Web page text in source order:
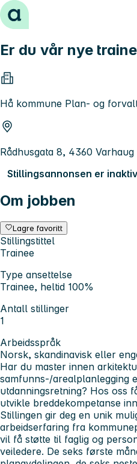
Hopp til innhold
Er du vår nye
Hå kommune Plan- og
Rådhusgata 8, 4360 Varhaug
Stillingsannonsen er
Om jobben
Lagre favoritt
Stillingstittel
Trainee
Type ansettelse
Trainee, heltid 100%
Antall stillinger
1
Arbeidsspråk
Norsk, skandinavisk eller
Har du master innen
samfunns-/arealplanlegging
utdanningsretning? Hos oss
utvikle breddekompetanse
Stillingen gir deg en unik
arbeidserfaring fra
vil få støtte til faglig og
veiledere. De seks første